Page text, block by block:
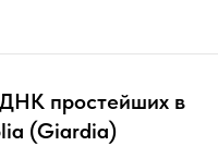
простейших в
(Giardia)